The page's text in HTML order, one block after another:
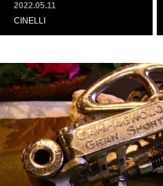
2022.05.11
CINELLI